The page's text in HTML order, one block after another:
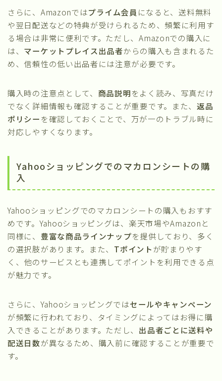
さらに、Amazonではプライム会員 になると、送料無料
や翌日配送などの特典が受けられるため、頻繁に利用す
る場合は非常に便利です。ただし、Amazonでの購入に
は、 マーケットプレイス出品者からの購入も含まれるた
め、信頼性の低い出品者には注意が必要です。
購入時の注意点として、 商品説明をよく読み、写真だけ
でなく詳細情報も確認することが重要です。また、返品
ポリシー を確認しておくことで、万が一のトラブル時に
対応しやすくなります。
Yahooショッピングでのマカロンシートの購
入
Yahooショッピングでのマカロンシートの購入もおすす
めです。Yahooショッピングは、楽天市場やAmazonと
同様に、 豊富な商品ラインナップを提供しており、多く
の選択肢があります。また、 Tポイントが貯まりやす
く、他のサービスとも連携してポイントを利用できる点
が魅力です。
さらに、Yahooショッピングではセールやキャンペーン
が頻繁に行われており、タイミングによってはお得に購
入できることがあります。ただし、 出品者ごとに送料や
配送日数が異なるため、購入前に確認することが重要で
す。